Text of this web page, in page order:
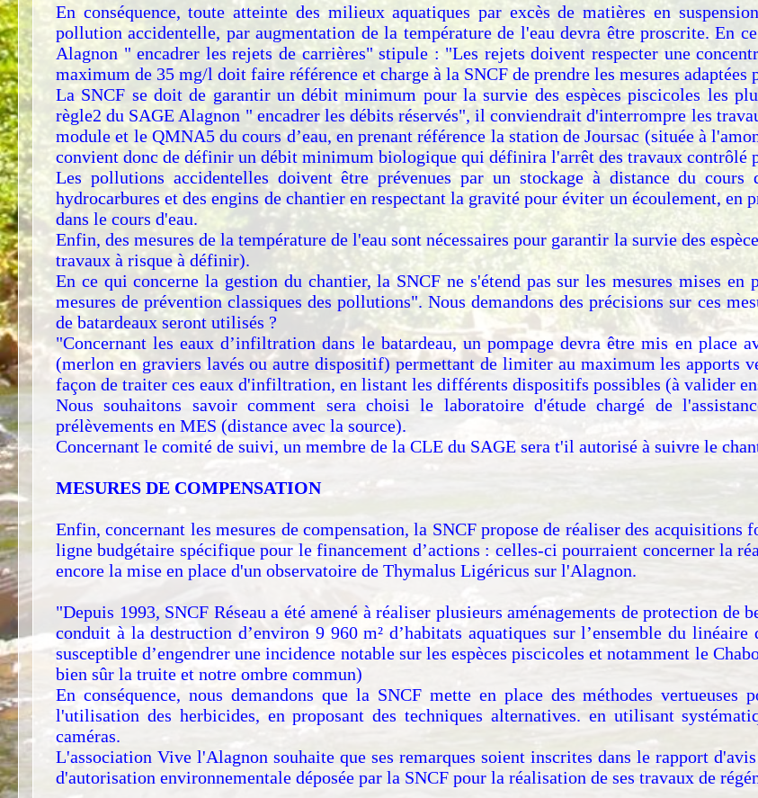
En conséquence, toute atteinte des milieux aquatiques par excès de matières en
pollution accidentelle, par augmentation de la température de l'eau devra être proscrite. En
Alagnon " encadrer les rejets de carrières" stipule : "Les rejets doivent respecter une
maximum de 35 mg/l doit faire référence et charge à la SNCF de prendre les mesures adaptées
La SNCF se doit de garantir un débit minimum pour la survie des espèces piscicoles les
règle2 du SAGE Alagnon " encadrer les débits réservés", il conviendrait d'interrompre les
module et le QMNA5 du cours d’eau, en prenant référence la station de Joursac (située à
convient donc de définir un débit minimum biologique qui définira l'arrêt des travaux contrôlé
Les pollutions accidentelles doivent être prévenues par un stockage à distance du
hydrocarbures et des engins de chantier en respectant la gravité pour éviter un écoulement, en
dans le cours d'eau.
Enfin, des mesures de la température de l'eau sont nécessaires pour garantir la survie des
travaux à risque à définir).
En ce qui concerne la gestion du chantier, la SNCF ne s'étend pas sur les mesures mises
mesures de prévention classiques des pollutions". Nous demandons des précisions sur ces
de batardeaux seront utilisés ?
"Concernant les eaux d’infiltration dans le batardeau, un pompage devra être mis en place
(merlon en graviers lavés ou autre dispositif) permettant de limiter au maximum les apports
façon de traiter ces eaux d'infiltration, en listant les différents dispositifs possibles (à valider
Nous souhaitons savoir comment sera choisi le laboratoire d'étude chargé de
prélèvements en MES (distance avec la source).
Concernant le comité de suivi, un membre de la CLE du SAGE sera t'il autorisé à suivre le
MESURES DE COMPENSATION
Enfin, concernant les mesures de compensation, la SNCF propose de réaliser des acquisitions
ligne budgétaire spécifique pour le financement d’actions : celles-ci pourraient concerner la
encore la mise en place d'un observatoire de Thymalus Ligéricus sur l'Alagnon.
"Depuis 1993, SNCF Réseau a été amené à réaliser plusieurs aménagements de protection de
conduit à la destruction d’environ 9 960 m² d’habitats aquatiques sur l’ensemble du
susceptible d’engendrer une incidence notable sur les espèces piscicoles et notamment le
bien sûr la truite et notre ombre commun)
En conséquence, nous demandons que la SNCF mette en place des méthodes
l'utilisation des herbicides, en proposant des techniques alternatives. en utilisant
caméras.
L'association Vive l'Alagnon souhaite que ses remarques soient inscrites dans le rapport
d'autorisation environnementale déposée par la SNCF pour la réalisation de ses travaux de